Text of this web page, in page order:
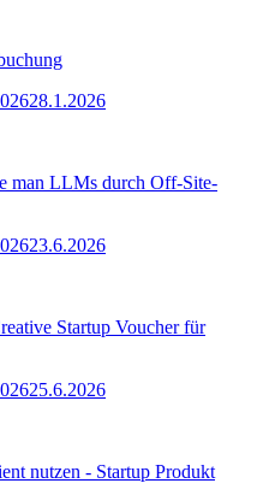
28.1.2026
man LLMs durch Off-Site-
23.6.2026
Startup Voucher für
25.6.2026
nutzen - Startup Produkt